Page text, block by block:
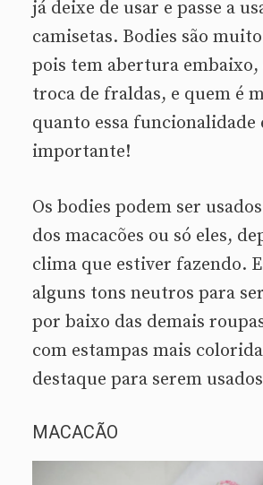
já deixe de usar e passe a
camisetas. Bodies são
pois tem abertura
troca de fraldas, e quem é
quanto essa funcionalidade
importante!
Os bodies podem ser
dos macacões ou só eles,
clima que estiver fazendo.
alguns tons neutros para
por baixo das demais
com estampas mais
destaque para serem
MACACÃO